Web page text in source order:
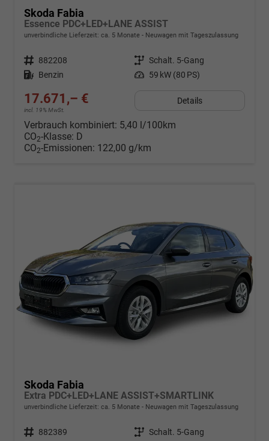
Skoda Fabia
Essence PDC+LED+LANE ASSIST
unverbindliche Lieferzeit: ca. 5 Monate Neuwagen mit Tageszulassung
Fahrzeugnr. 882208 Getriebe Schalt. 5-Gang
Kraftstoff Benzin Leistung 59 kW (80 PS)
17.671,– €
incl. 19% MwSt.
Details
Verbrauch kombiniert: 5,40 l/100km
CO2-Klasse: D
CO2-Emissionen: 122,00 g/km
Skoda Fabia
Extra PDC+LED+LANE ASSIST+SMARTLINK
unverbindliche Lieferzeit: ca. 5 Monate Neuwagen mit Tageszulassung
Fahrzeugnr. 882389 Getriebe Schalt. 5-Gang